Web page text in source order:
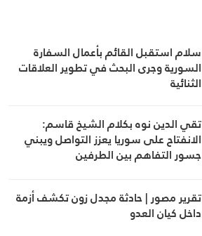
سلام استقبل القائم بأعمال السفارة
السورية وجرى البحث في تطوير العلاقات
الثنائية
تقي الدين نوه بكلام الشيخ قاسم:
الانفتاح على سوريا يعزز التواصل ويبني
جسور التفاهم بين الطرفين
تقرير مصور | حادثة مجدل زون تكشف أزمة
داخل كيان العدو